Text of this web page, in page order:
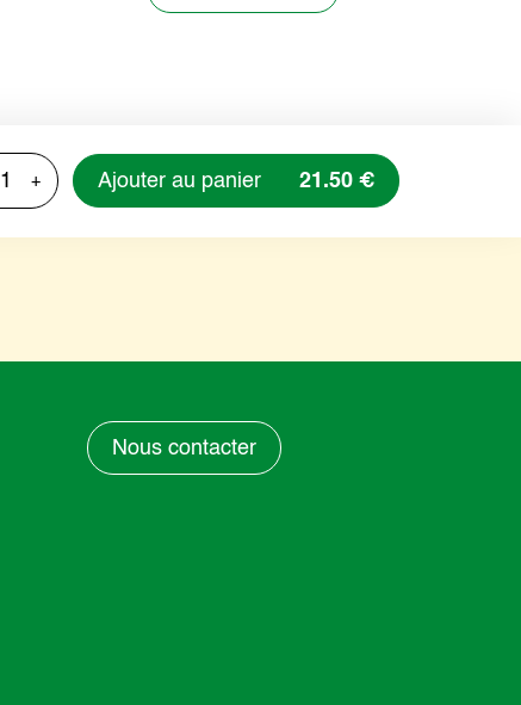
+ Ajouter au panier 21.50 €
Nous contacter